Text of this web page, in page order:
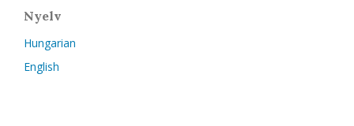
Nyelv
Hungarian
English